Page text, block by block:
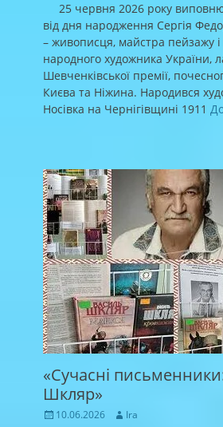
25 червня 2026 року
від дня народження Сергія
– живописця, майстра пейзажу
народного художника України,
Шевченківської премії,
Києва та Ніжина. Народився
Носівка на Чернігівщині 1911
«Сучасні
Шкляр»
Posted
10.06.2026 Author
Ira